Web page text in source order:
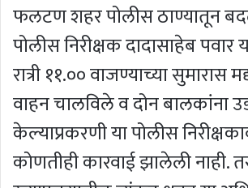
फलटण शहर पोलीस ठाण्यातून
पोलीस निरीक्षक दादासाहेब पवार
रात्री ११.०० वाजण्याच्या सुमारास
वाहन चालविले व दोन बालकांना
केल्याप्रकरणी या पोलीस
कोणतीही कारवाई झालेली नाही.